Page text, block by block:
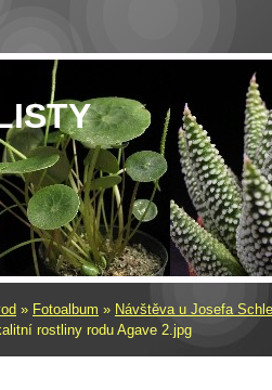
» Fotoalbum » Návštěva u Josefa
rostliny rodu Agave 2.jpg